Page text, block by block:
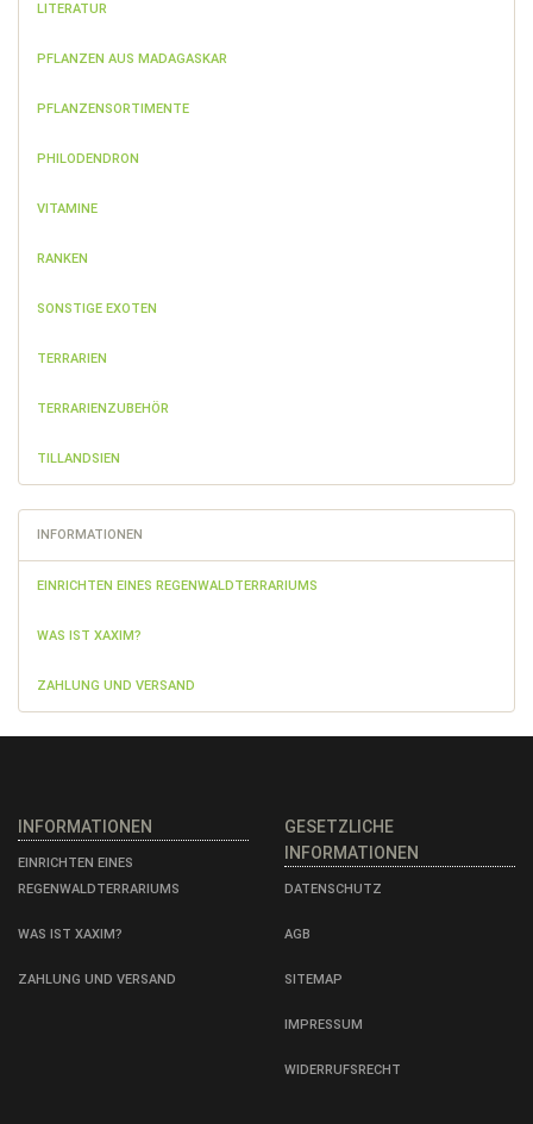
LITERATUR
PFLANZEN AUS MADAGASKAR
PFLANZENSORTIMENTE
PHILODENDRON
VITAMINE
RANKEN
SONSTIGE EXOTEN
TERRARIEN
TERRARIENZUBEHÖR
TILLANDSIEN
INFORMATIONEN
EINRICHTEN EINES REGENWALDTERRARIUMS
WAS IST XAXIM?
ZAHLUNG UND VERSAND
INFORMATIONEN
EINRICHTEN EINES
REGENWALDTERRARIUMS
WAS IST XAXIM?
ZAHLUNG UND VERSAND
GESETZLICHE
INFORMATIONEN
DATENSCHUTZ
AGB
SITEMAP
IMPRESSUM
WIDERRUFSRECHT